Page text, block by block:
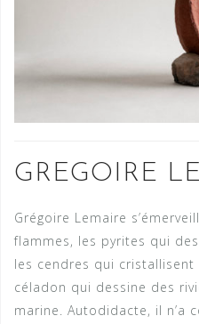
GREGOIRE
Grégoire Lemaire
flammes, les pyrites qui
les cendres qui
céladon qui dessine des
marine. Autodidacte, il n’a